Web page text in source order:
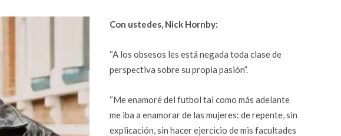
Con ustedes, Nick Hornby:
“A los obsesos les está negada toda clase de
perspectiva sobre su propia pasión”.
“Me enamoré del futbol tal como más adelante
me iba a enamorar de las mujeres: de repente, sin
explicación, sin hacer ejercicio de mis facultades